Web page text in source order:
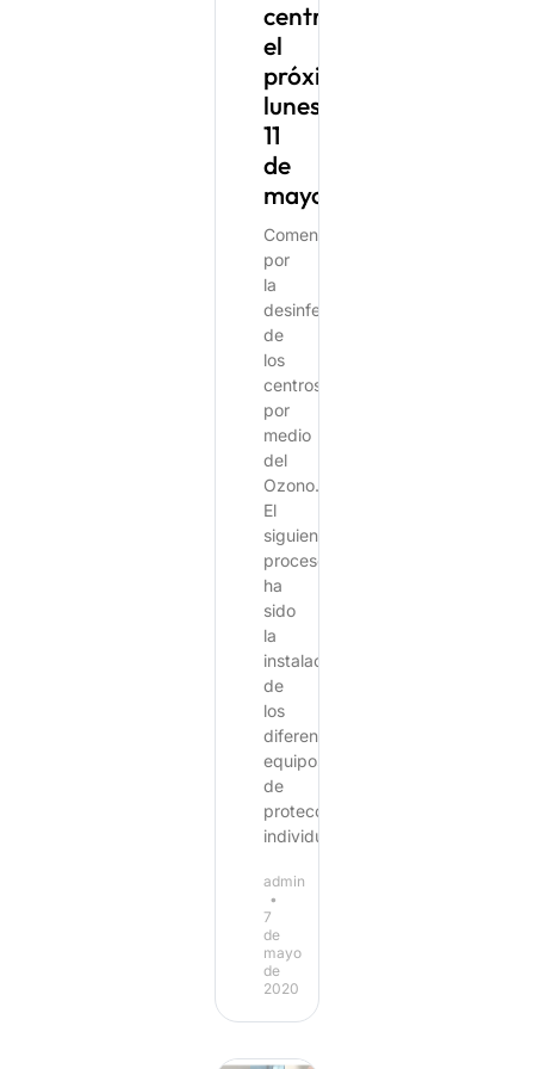
centros
el
próximo
lunes
11
de
mayo.
Comenzando
por
la
desinfección
de
los
centros
por
medio
del
Ozono.
El
siguiente
proceso
ha
sido
la
instalación
de
los
diferentes
equipos
de
protección
individual
admin
7
de
mayo
de
2020